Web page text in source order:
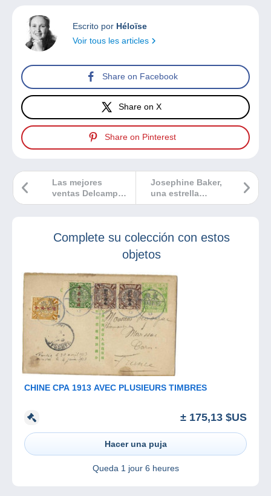
Escrito por Héloïse
Voir tous les articles
Share on Facebook
Share on X
Share on Pinterest
Josephine Baker,
una estrella
inmortalizada en
Las mejores
ventas Delcampe
febrero 2023
Complete su colección con estos
objetos
CHINE CPA 1913 AVEC PLUSIEURS TIMBRES
± 175,13 $US
Hacer una puja
Queda 1 jour 6 heures